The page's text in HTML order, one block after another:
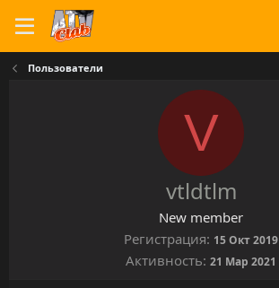
Пользователи
V
vtldtlm
New member
Регистрация 15 Окт 2019
Активность 21 Мар 2021